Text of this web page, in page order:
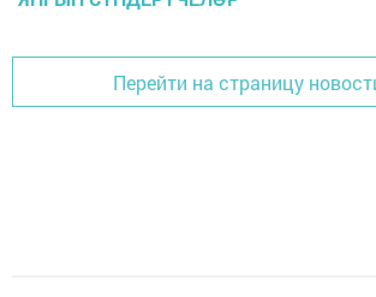
Перейти на страницу